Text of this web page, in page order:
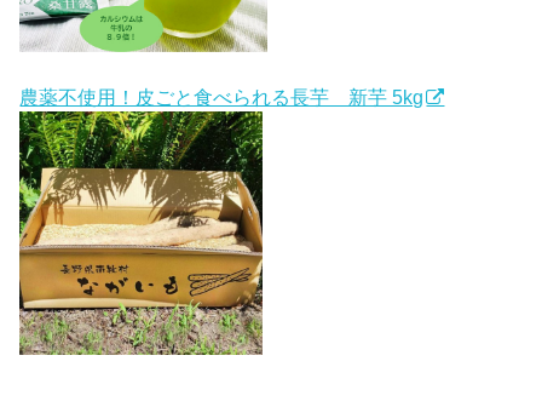
農薬不使用！皮ごと食べられる長芋 新芋 5kg